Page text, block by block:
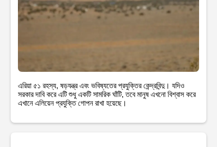
এরিয়া ৫১ রহস্য, ষড়যন্ত্র এবং ভবিষ্যতের প্রযুক্তির কেন্দ্রবিন্দু। যদিও
সরকার দাবি করে এটি শুধু একটি সামরিক ঘাঁটি, তবে মানুষ এখনো বিশ্বাস করে
এখানে এলিয়েন প্রযুক্তি গোপন রাখা হয়েছে।